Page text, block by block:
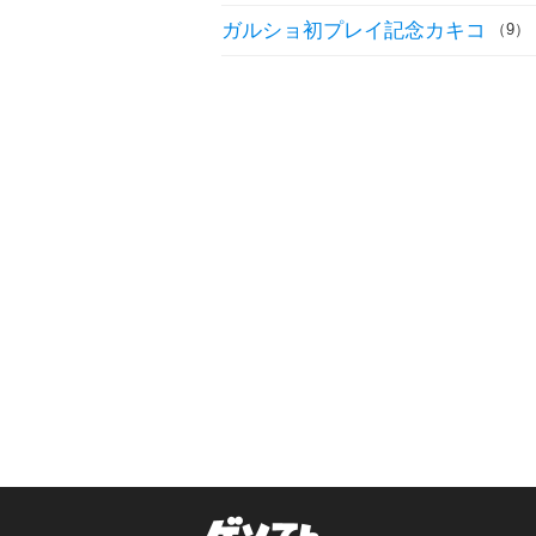
ガルショ初プレイ記念カキコ （9）